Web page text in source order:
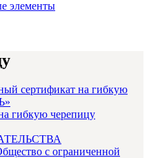
гибкую черепицу
с ограниченной